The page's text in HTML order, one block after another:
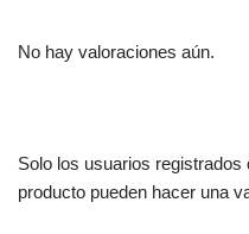
No hay valoraciones aún.
Solo los usuarios
producto pueden hacer una